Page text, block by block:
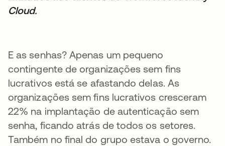
Cloud.
E as senhas? Apenas um pequeno
contingente de organizações sem fins
lucrativos está se afastando delas. As
organizações sem fins lucrativos cresceram
22% na implantação de autenticação sem
senha, ficando atrás de todos os setores.
Também no final do grupo estava o governo.